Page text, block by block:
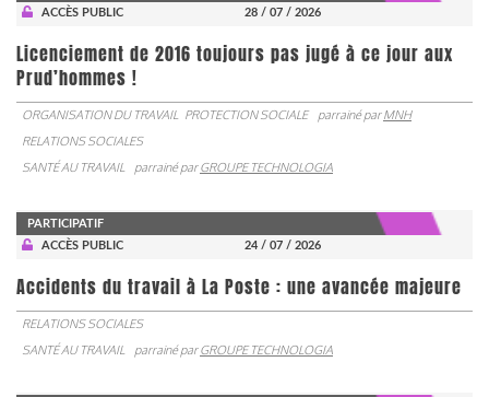
ACCÈS PUBLIC 28 / 07 / 2026
Licenciement de 2016 toujours pas jugé à ce jour aux
Prud’hommes !
ORGANISATION DU TRAVAIL PROTECTION SOCIALE parrainé parMNH
RELATIONS SOCIALES
SANTÉ AU TRAVAIL
parrainé parGROUPE TECHNOLOGIA
PARTICIPATIF
ACCÈS PUBLIC
24 / 07 / 2026
Accidents du travail à La Poste : une avancée majeure
RELATIONS SOCIALES
SANTÉ AU TRAVAIL
parrainé parGROUPE TECHNOLOGIA